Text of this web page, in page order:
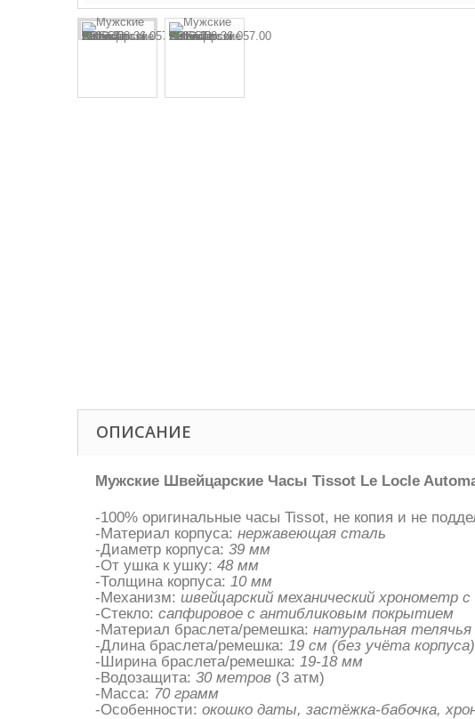
ОПИСАНИЕ
Мужские Швейцарские Часы Tissot Le Locle
-100% оригинальные часы Tissot, не копия и не
-Материал корпуса: нержавеющая сталь
-Диаметр корпуса: 39 мм
-От ушка к ушку: 48 мм
-Толщина корпуса: 10 мм
-Механизм: швейцарский механический хронометр
-Стекло: сапфировое с антибликовым покрытием
-Материал браслета/ремешка: натуральная телячья
-Длина браслета/ремешка: 19 см (без учёта корпуса)
-Ширина браслета/ремешка: 19-18 мм
-Водозащита: 30 метров (3 атм)
-Масса: 70 грамм
-Особенности: окошко даты, застёжка-бабочка,